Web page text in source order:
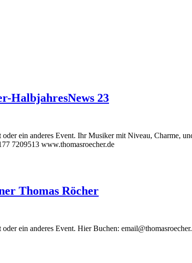
HalbjahresNews 23
ein anderes Event. Ihr Musiker mit Niveau, Charme,
7209513 www.thomasroecher.de
Thomas Röcher
ein anderes Event. Hier Buchen: